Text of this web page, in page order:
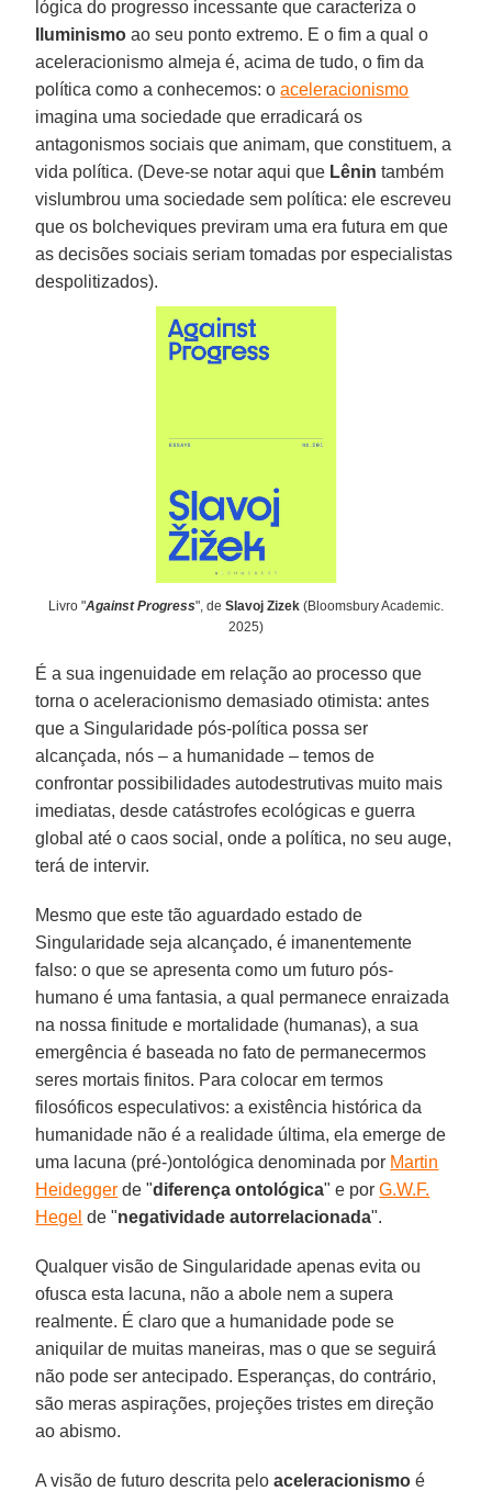
lógica do progresso incessante que caracteriza o
Iluminismo ao seu ponto extremo. E o fim a qual o
aceleracionismo almeja é, acima de tudo, o fim da
política como a conhecemos: oaceleracionismo
imagina uma sociedade que erradicará os
antagonismos sociais que animam, que constituem, a
vida política. (Deve-se notar aqui que Lênin também
vislumbrou uma sociedade sem política: ele escreveu
que os bolcheviques previram uma era futura em que
as decisões sociais seriam tomadas por especialistas
despolitizados).
Livro "Against Progress", de Slavoj Zizek (Bloomsbury Academic.
2025)
É a sua ingenuidade em relação ao processo que
torna o aceleracionismo demasiado otimista: antes
que a Singularidade pós-política possa ser
alcançada, nós – a humanidade – temos de
confrontar possibilidades autodestrutivas muito mais
imediatas, desde catástrofes ecológicas e guerra
global até o caos social, onde a política, no seu auge,
terá de intervir.
Mesmo que este tão aguardado estado de
Singularidade seja alcançado, é imanentemente
falso: o que se apresenta como um futuro pós-
humano é uma fantasia, a qual permanece enraizada
na nossa finitude e mortalidade (humanas), a sua
emergência é baseada no fato de permanecermos
seres mortais finitos. Para colocar em termos
filosóficos especulativos: a existência histórica da
humanidade não é a realidade última, ela emerge de
uma lacuna (pré-)ontológica denominada por Martin
Heidegger de "diferença ontológica" e por G.W.F.
Hegel de "negatividade autorrelacionada".
Qualquer visão de Singularidade apenas evita ou
ofusca esta lacuna, não a abole nem a supera
realmente. É claro que a humanidade pode se
aniquilar de muitas maneiras, mas o que se seguirá
não pode ser antecipado. Esperanças, do contrário,
são meras aspirações, projeções tristes em direção
ao abismo.
A visão de futuro descrita peloaceleracionismo é